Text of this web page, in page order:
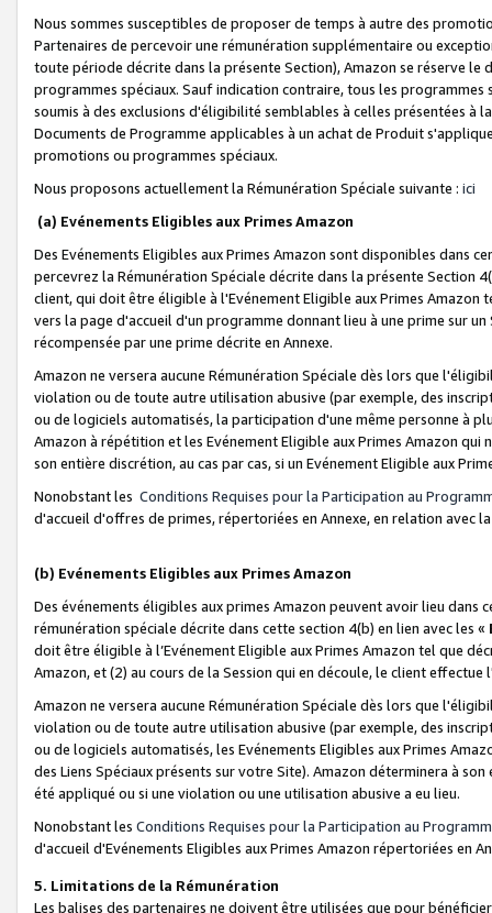
Nous sommes susceptibles de proposer de temps à autre des
Partenaires de percevoir une rémunération supplémentaire ou
toute période décrite dans la présente Section), Amazon se réserve
programmes spéciaux. Sauf indication contraire, tous les
soumis à des exclusions d'éligibilité semblables à celles présentées à
Documents de Programme applicables à un achat de Produit
promotions ou programmes spéciaux.
Nous proposons actuellement la Rémunération Spéciale suivante : ici
(a) Evénements Eligibles aux Primes Amazon
Des Evénements Eligibles aux Primes Amazon sont disponibles dans
percevrez la Rémunération Spéciale décrite dans la présente Section
client, qui doit être éligible à l'Evénement Eligible aux Primes Amazon
vers la page d'accueil d'un programme donnant lieu à une prime sur
récompensée par une prime décrite en Annexe.
Amazon ne versera aucune Rémunération Spéciale dès lors que
violation ou de toute autre utilisation abusive (par exemple, des
ou de logiciels automatisés, la participation d'une même personne à
Amazon à répétition et les Evénement Eligible aux Primes Amazon qui
son entière discrétion, au cas par cas, si un Evénement Eligible aux
Nonobstant les Conditions Requises pour la Participation au
d'accueil d'offres de primes, répertoriées en Annexe, en relation avec
(b) Evénements Eligibles aux Primes Amazon
Des événements éligibles aux primes Amazon peuvent avoir lieu dans
rémunération spéciale décrite dans cette section 4(b) en lien avec les «
doit être éligible à l’Evénement Eligible aux Primes Amazon tel que
Amazon, et (2) au cours de la Session qui en découle, le client
Amazon ne versera aucune Rémunération Spéciale dès lors que
violation ou de toute autre utilisation abusive (par exemple, des
ou de logiciels automatisés, les Evénements Eligibles aux Primes
des Liens Spéciaux présents sur votre Site). Amazon déterminera à
été appliqué ou si une violation ou une utilisation abusive a eu lieu.
Nonobstant les Conditions Requises pour la Participation au
d'accueil d'Evénements Eligibles aux Primes Amazon répertoriées en
5. Limitations de la Rémunération
Les balises des partenaires ne doivent être utilisées que pour